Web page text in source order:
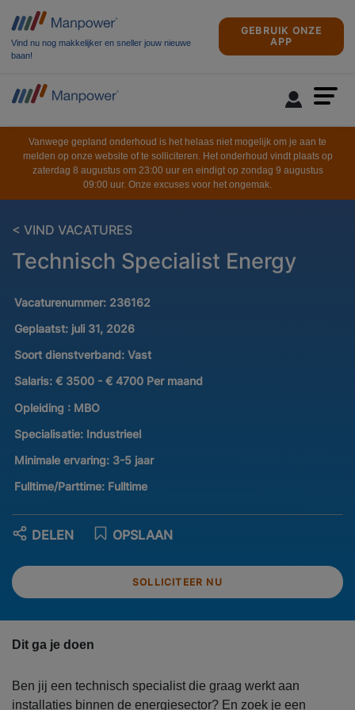
Vind nu nog makkelijker en sneller jouw nieuwe
baan!
GEBRUIK ONZE
APP
Vanwege gepland onderhoud is het helaas niet mogelijk om je aan te
melden op onze website of te solliciteren. Het onderhoud vindt plaats op
zaterdag 8 augustus om 23:00 uur en eindigt op zondag 9 augustus
09:00 uur. Onze excuses voor het ongemak.
< VIND VACATURES
Technisch Specialist Energy
Vacaturenummer: 236162
Geplaatst: juli 31, 2026
Soort dienstverband: Vast
Salaris: € 3500 - € 4700 Per maand
Opleiding : MBO
Specialisatie: Industrieel
Minimale ervaring: 3-5 jaar
Fulltime/Parttime: Fulltime
SOLLICITEER NU
OPSLAAN
DELEN
Dit ga je doen
Ben jij een technisch specialist die graag werkt aan
installaties binnen de energiesector? En zoek je een